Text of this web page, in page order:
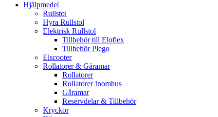
Hjälpmedel
Rullstol
Hyra Rullstol
Elektrisk Rullstol
Tillbehör till Eloflex
Tillbehör Plego
Elscooter
Rollatorer & Gåramar
Rollatorer
Rollatorer Inomhus
Gåramar
Reservdelar & Tillbehör
Kryckor